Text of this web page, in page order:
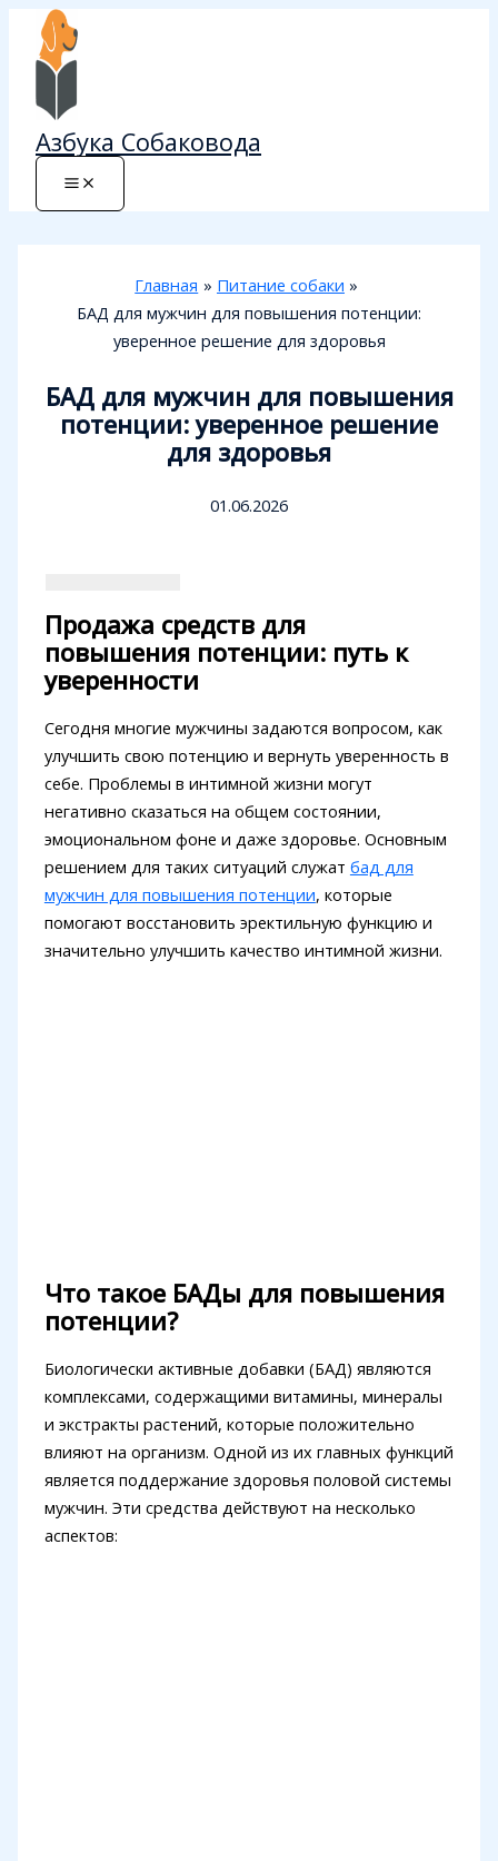
Перейти
содержимому
Азбука Собаковода
Главная
Питание собаки
БАД для мужчин для повышения потенции:
уверенное решение для здоровья
БАД для мужчин для повышения
потенции: уверенное решение
для здоровья
01.06.2026
Продажа средств для
повышения потенции: путь к
уверенности
Сегодня многие мужчины задаются вопросом, как
улучшить свою потенцию и вернуть уверенность в
себе. Проблемы в интимной жизни могут
негативно сказаться на общем состоянии,
эмоциональном фоне и даже здоровье. Основным
решением для таких ситуаций служат бад для
мужчин для повышения потенции, которые
помогают восстановить эректильную функцию и
значительно улучшить качество интимной жизни.
Что такое БАДы для повышения
потенции?
Биологически активные добавки (БАД) являются
комплексами, содержащими витамины, минералы
и экстракты растений, которые положительно
влияют на организм. Одной из их главных функций
является поддержание здоровья половой системы
мужчин. Эти средства действуют на несколько
аспектов: